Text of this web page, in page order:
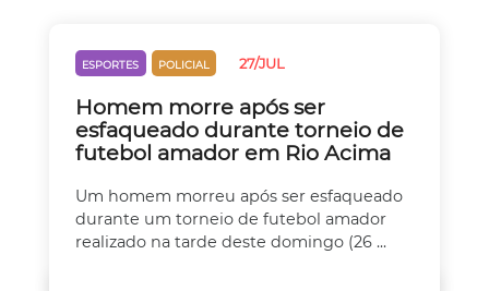
ESPORTES POLICIAL 27/JUL
Homem morre após ser
esfaqueado durante torneio de
futebol amador em Rio Acima
Um homem morreu após ser esfaqueado
durante um torneio de futebol amador
realizado na tarde deste domingo (26 ...